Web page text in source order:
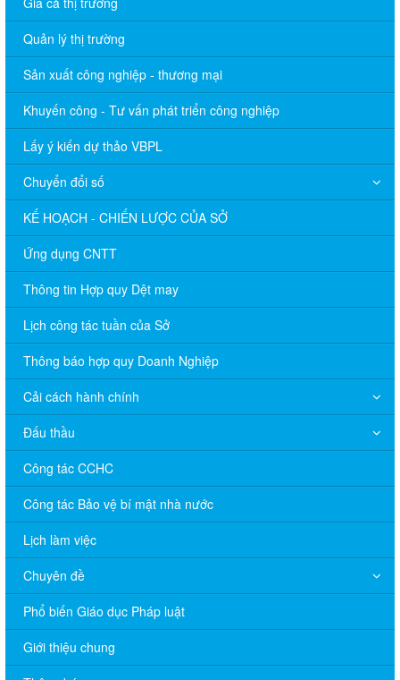
Quản lý thị trường
Sản xuất công nghiệp - thương mại
Khuyến công - Tư vấn phát triển công nghiệp
Lấy ý kiến dự thảo VBPL
Chuyển đổi số
KẾ HOẠCH - CHIẾN LƯỢC CỦA SỞ
Ứng dụng CNTT
Thông tin Hợp quy Dệt may
Lịch công tác tuần của Sở
Thông báo hợp quy Doanh Nghiệp
Cải cách hành chính
Đấu thầu
Công tác CCHC
Công tác Bảo vệ bí mật nhà nước
Lịch làm việc
Chuyên đề
Phổ biến Giáo dục Pháp luật
Giới thiệu chung
V/v đề nghị báo cáo hệ thống phân phối, nhãn hiệu hàng hóa
và hoạt động mua bán khí trên địa bàn tỉnh năm 2025 (nhắc lần
2).